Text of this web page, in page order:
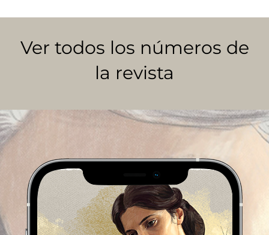
Ver todos los números de
la revista